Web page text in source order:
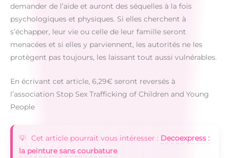
demander de l’aide et auront des séquelles à la fois
psychologiques et physiques. Si elles cherchent à
s’échapper, leur vie ou celle de leur famille seront
menacées et si elles y parviennent, les autorités ne les
protègent pas toujours, les laissant tout aussi vulnérables.
En écrivant cet article, 6,29€ seront reversés à
l’association Stop Sex Trafficking of Children and Young
People
Cet article pourrait vous intéresser : Decoexpress :
la peinture sans courbature